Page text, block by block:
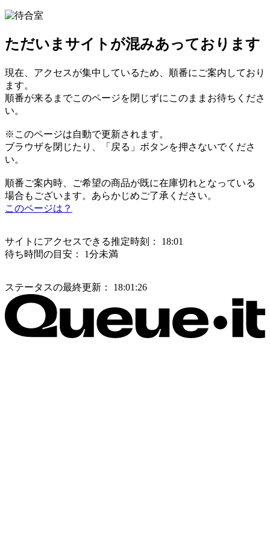
ただいまサイトが混みあっております
現在、アクセスが集中しているため、順番にご案内しており
ます。
順番が来るまでこのページを閉じずにこのままお待ちくださ
い。
※このページは自動で更新されます。
ブラウザを閉じたり、「戻る」ボタンを押さないでくださ
い。
順番ご案内時、ご希望の商品が既に在庫切れとなっている
場合もございます。あらかじめご了承ください。
このページは？
サイトにアクセスできる推定時刻：
18:01
待ち時間の目安：
1分未満
ステータスの最終更新： 18:01:26